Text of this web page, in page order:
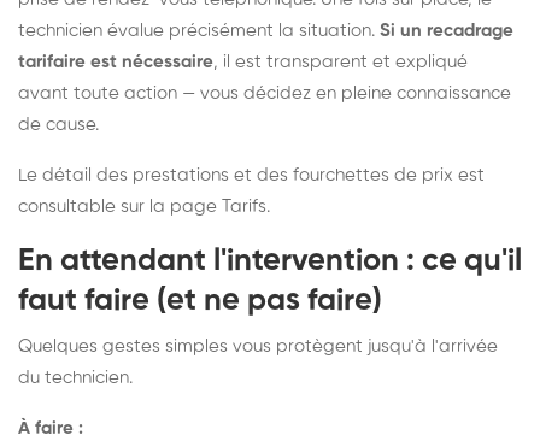
technicien évalue précisément la situation. Si un recadrage
tarifaire est nécessaire, il est transparent et expliqué
avant toute action — vous décidez en pleine connaissance
de cause.
Le détail des prestations et des fourchettes de prix est
consultable sur la page Tarifs.
En attendant l'intervention : ce qu'il
faut faire (et ne pas faire)
Quelques gestes simples vous protègent jusqu'à l'arrivée
du technicien.
À faire :